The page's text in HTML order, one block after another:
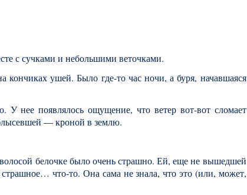
с сучками и небольшими веточками.
кончиках ушей. Было где-то час ночи, а буря, начавшаяся
У нее появлялось ощущение, что ветер вот-вот сломает
— кроной в землю.
белочке было очень страшно. Ей, еще не вышедшей
что-то. Она сама не знала, что это (или, может,